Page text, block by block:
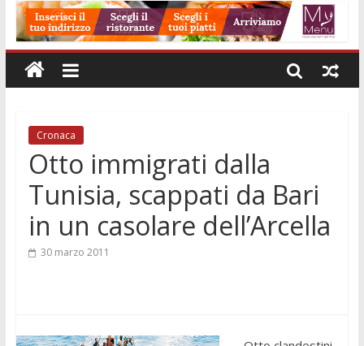
Organi in 3D al MUSME: il corpo umano si esplora con i visori
VR
Musei gratis a Padova per tutto agosto: chi entra e quali sedi
visitare
Cronaca
Otto immigrati dalla
Tunisia, scappati da Bari
in un casolare dell’Arcella
30 marzo 2011